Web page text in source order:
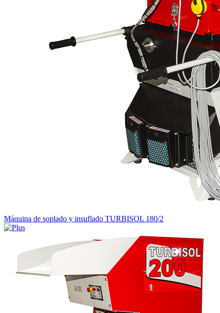
Máquina de soplado y insuflado TURBISOL 180/2